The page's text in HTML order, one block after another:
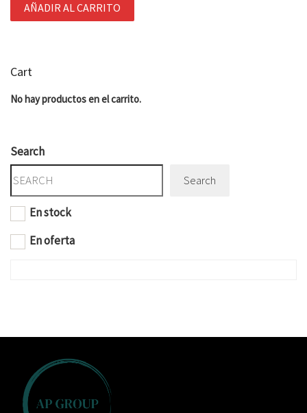
AÑADIR AL CARRITO
Cart
No hay productos en el carrito.
Search
Search
En stock
En oferta